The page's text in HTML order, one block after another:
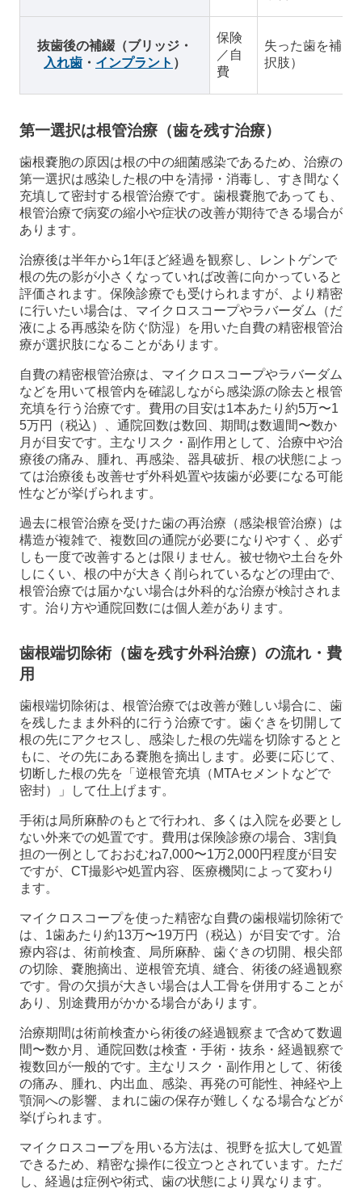
抜歯後の補綴（ブリッジ・
入れ歯 ・ インプラント ）
保険
／自
費
失った歯を補う
択肢）
第一選択は根管治療（歯を残す治療）
歯根嚢胞の原因は根の中の細菌感染であるため、治療の
第一選択は感染した根の中を清掃・消毒し、すき間なく
充填して密封する根管治療です。歯根嚢胞であっても、
根管治療で病変の縮小や症状の改善が期待できる場合が
あります。
治療後は半年から1年ほど経過を観察し、レントゲンで
根の先の影が小さくなっていれば改善に向かっていると
評価されます。保険診療でも受けられますが、より精密
に行いたい場合は、マイクロスコープやラバーダム（だ
液による再感染を防ぐ防湿）を用いた自費の精密根管治
療が選択肢になることがあります。
自費の精密根管治療は、マイクロスコープやラバーダム
などを用いて根管内を確認しながら感染源の除去と根管
充填を行う治療です。費用の目安は1本あたり約5万〜1
5万円（税込）、通院回数は数回、期間は数週間〜数か
月が目安です。主なリスク・副作用として、治療中や治
療後の痛み、腫れ、再感染、器具破折、根の状態によっ
ては治療後も改善せず外科処置や抜歯が必要になる可能
性などが挙げられます。
過去に根管治療を受けた歯の再治療（感染根管治療）は
構造が複雑で、複数回の通院が必要になりやすく、必ず
しも一度で改善するとは限りません。被せ物や土台を外
しにくい、根の中が大きく削られているなどの理由で、
根管治療では届かない場合は外科的な治療が検討されま
す。治り方や通院回数には個人差があります。
歯根端切除術（歯を残す外科治療）の流れ・費
用
歯根端切除術は、根管治療では改善が難しい場合に、歯
を残したまま外科的に行う治療です。歯ぐきを切開して
根の先にアクセスし、感染した根の先端を切除するとと
もに、その先にある嚢胞を摘出します。必要に応じて、
切断した根の先を「逆根管充填（MTAセメントなどで
密封）」して仕上げます。
手術は局所麻酔のもとで行われ、多くは入院を必要とし
ない外来での処置です。費用は保険診療の場合、3割負
担の一例としておおむね7,000〜1万2,000円程度が目安
ですが、CT撮影や処置内容、医療機関によって変わり
ます。
マイクロスコープを使った精密な自費の歯根端切除術で
は、1歯あたり約13万〜19万円（税込）が目安です。治
療内容は、術前検査、局所麻酔、歯ぐきの切開、根尖部
の切除、嚢胞摘出、逆根管充填、縫合、術後の経過観察
です。骨の欠損が大きい場合は人工骨を併用することが
あり、別途費用がかかる場合があります。
治療期間は術前検査から術後の経過観察まで含めて数週
間〜数か月、通院回数は検査・手術・抜糸・経過観察で
複数回が一般的です。主なリスク・副作用として、術後
の痛み、腫れ、内出血、感染、再発の可能性、神経や上
顎洞への影響、まれに歯の保存が難しくなる場合などが
挙げられます。
マイクロスコープを用いる方法は、視野を拡大して処置
できるため、精密な操作に役立つとされています。ただ
し、経過は症例や術式、歯の状態により異なります。